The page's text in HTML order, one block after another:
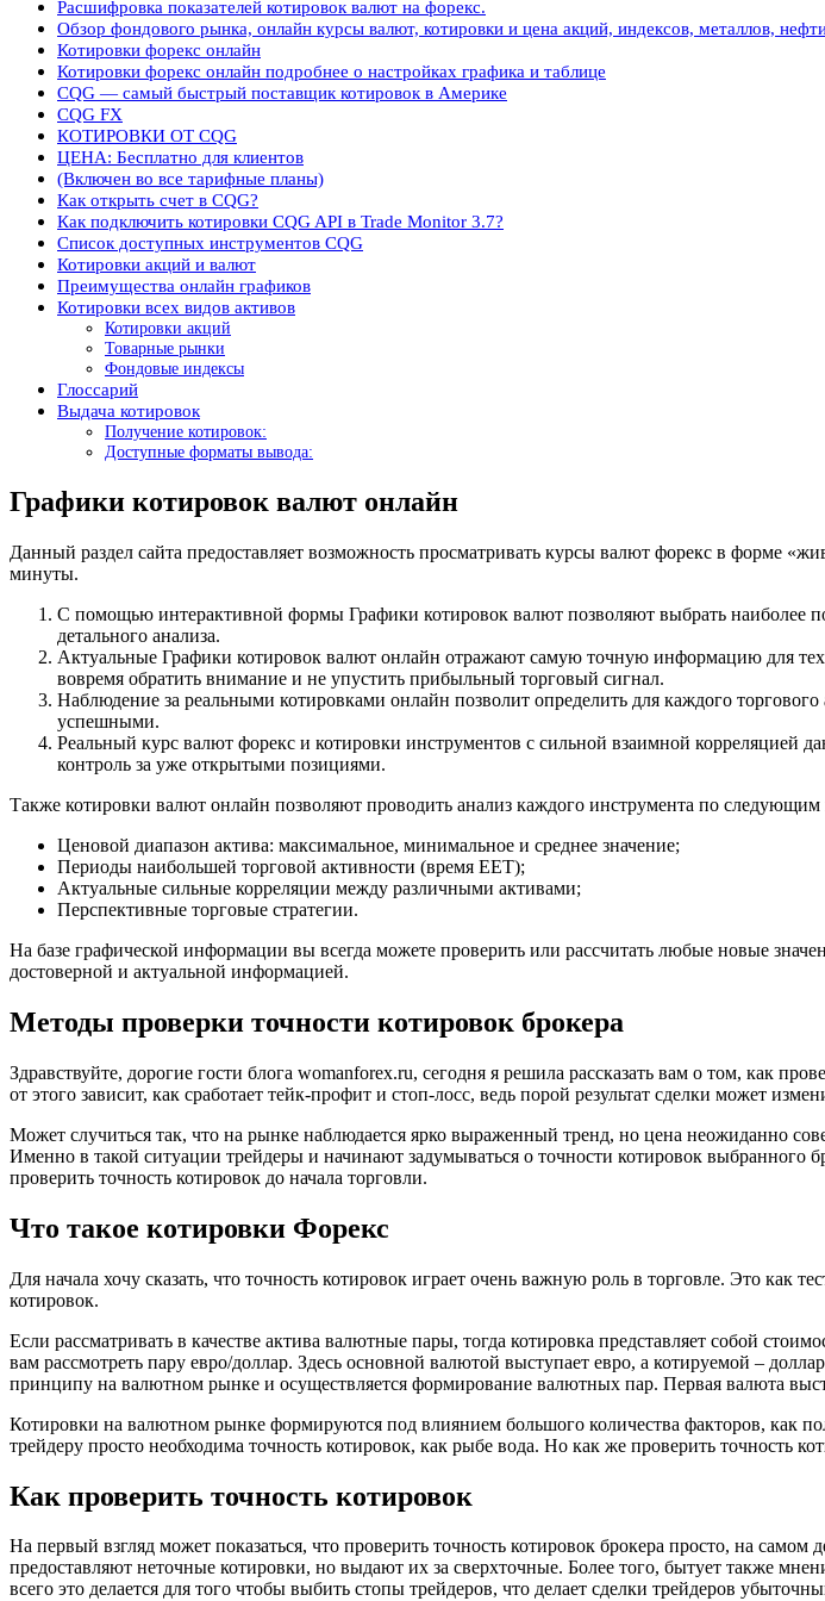
Расшифровка показателей котировок валют на форекс.
Обзор фондового рынка, онлайн курсы валют, котировки и цена акций, индексов, металлов,
Котировки форекс онлайн
Котировки форекс онлайн подробнее о настройках графика и таблице
CQG — самый быстрый поставщик котировок в Америке
CQG FX
КОТИРОВКИ ОТ CQG
ЦЕНА: Бесплатно для клиентов
(Включен во все тарифные планы)
Как открыть счет в CQG?
Как подключить котировки CQG API в Trade Monitor 3.7?
Список доступных инструментов CQG
Котировки акций и валют
Преимущества онлайн графиков
Котировки всех видов активов
Котировки акций
Товарные рынки
Фондовые индексы
Глоссарий
Выдача котировок
Получение котировок:
Доступные форматы вывода:
Графики котировок валют онлайн
Данный раздел сайта предоставляет возможность просматривать курсы валют форекс в форме
минуты.
С помощью интерактивной формы Графики котировок валют позволяют выбрать наиболее
детального анализа.
Актуальные Графики котировок валют онлайн отражают самую точную информацию для
вовремя обратить внимание и не упустить прибыльный торговый сигнал.
Наблюдение за реальными котировками онлайн позволит определить для каждого
успешными.
Реальный курс валют форекс и котировки инструментов с сильной взаимной
контроль за уже открытыми позициями.
Также котировки валют онлайн позволяют проводить анализ каждого инструмента по следующим
Ценовой диапазон актива: максимальное, минимальное и среднее значение;
Периоды наибольшей торговой активности (время EET);
Актуальные сильные корреляции между различными активами;
Перспективные торговые стратегии.
На базе графической информации вы всегда можете проверить или рассчитать любые новые
достоверной и актуальной информацией.
Методы проверки точности котировок брокера
Здравствуйте, дорогие гости блога womanforex.ru, сегодня я решила рассказать вам о том, как
от этого зависит, как сработает тейк-профит и стоп-лосс, ведь порой результат сделки может
Может случиться так, что на рынке наблюдается ярко выраженный тренд, но цена неожиданно
Именно в такой ситуации трейдеры и начинают задумываться о точности котировок выбранного
проверить точность котировок до начала торговли.
Что такое котировки Форекс
Для начала хочу сказать, что точность котировок играет очень важную роль в торговле. Это как
котировок.
Если рассматривать в качестве актива валютные пары, тогда котировка представляет собой
вам рассмотреть пару евро/доллар. Здесь основной валютой выступает евро, а котируемой –
принципу на валютном рынке и осуществляется формирование валютных пар. Первая валюта
Котировки на валютном рынке формируются под влиянием большого количества факторов, как
трейдеру просто необходима точность котировок, как рыбе вода. Но как же проверить точность
Как проверить точность котировок
На первый взгляд может показаться, что проверить точность котировок брокера просто, на
предоставляют неточные котировки, но выдают их за сверхточные. Более того, бытует также
всего это делается для того чтобы выбить стопы трейдеров, что делает сделки трейдеров